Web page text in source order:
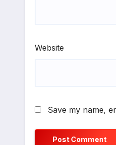
Website
Save my name,